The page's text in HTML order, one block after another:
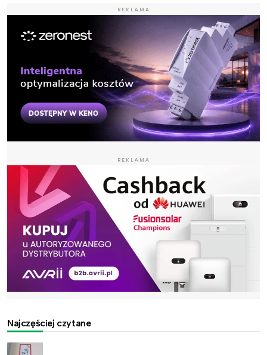
REKLAMA
REKLAMA
Najczęściej czytane